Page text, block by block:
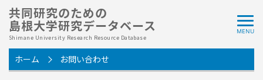
共同研究のための
島根大学研究データベース
Shimane University Research Resource Database
ホーム お問い合わせ